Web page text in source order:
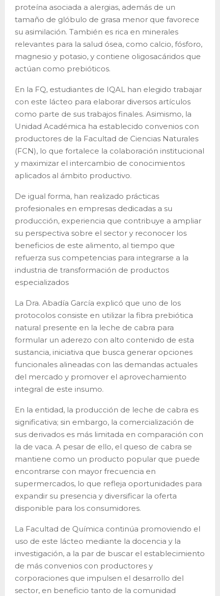
proteína asociada a alergias, además de un
tamaño de glóbulo de grasa menor que favorece
su asimilación. También es rica en minerales
relevantes para la salud ósea, como calcio, fósforo,
magnesio y potasio, y contiene oligosacáridos que
actúan como prebióticos.
En la FQ, estudiantes de IQAL han elegido trabajar
con este lácteo para elaborar diversos artículos
como parte de sus trabajos finales. Asimismo, la
Unidad Académica ha establecido convenios con
productores de la Facultad de Ciencias Naturales
(FCN), lo que fortalece la colaboración institucional
y maximizar el intercambio de conocimientos
aplicados al ámbito productivo.
De igual forma, han realizado prácticas
profesionales en empresas dedicadas a su
producción, experiencia que contribuye a ampliar
su perspectiva sobre el sector y reconocer los
beneficios de este alimento, al tiempo que
refuerza sus competencias para integrarse a la
industria de transformación de productos
especializados
La Dra. Abadía García explicó que uno de los
protocolos consiste en utilizar la fibra prebiótica
natural presente en la leche de cabra para
formular un aderezo con alto contenido de esta
sustancia, iniciativa que busca generar opciones
funcionales alineadas con las demandas actuales
del mercado y promover el aprovechamiento
integral de este insumo.
En la entidad, la producción de leche de cabra es
significativa; sin embargo, la comercialización de
sus derivados es más limitada en comparación con
la de vaca. A pesar de ello, el queso de cabra se
mantiene como un producto popular que puede
encontrarse con mayor frecuencia en
supermercados, lo que refleja oportunidades para
expandir su presencia y diversificar la oferta
disponible para los consumidores.
La Facultad de Química continúa promoviendo el
uso de este lácteo mediante la docencia y la
investigación, a la par de buscar el establecimiento
de más convenios con productores y
corporaciones que impulsen el desarrollo del
sector, en beneficio tanto de la comunidad